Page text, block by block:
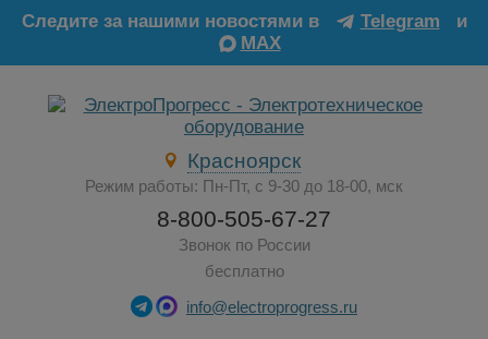
Следите за нашими новостями в Telegram
и
MAX
Красноярск
Режим работы: Пн-Пт, с 9-30 до 18-00, мск
8-800-505-67-27
Звонок по России
бесплатно
info@electroprogress.ru